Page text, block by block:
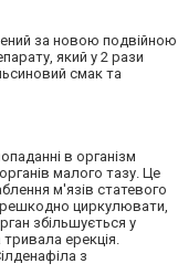
за новою подвійною
який у 2 рази
смак та
в організм
малого тазу. Це
м'язів статевого
циркулювати,
збільшується у
ерекція.
з